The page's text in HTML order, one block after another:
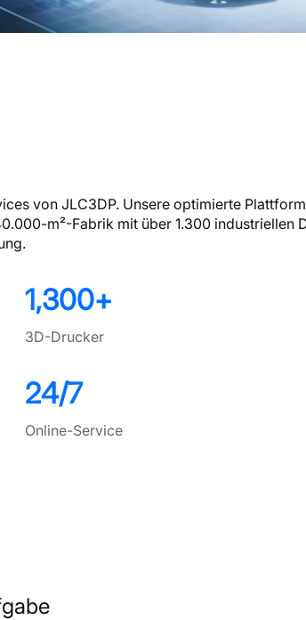
von JLC3DP. Unsere optimierte
m²-Fabrik mit über 1.300 industriellen
1,300+
3D-Drucker
24/7
Online-Service